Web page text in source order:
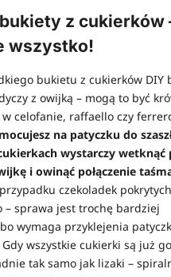
z cukierków
wszystko!
bukietu z cukierków DIY
z owijką – mogą to być
celofanie, raffaello czy
na patyczku do
wystarczy wetknąć
i owinąć połączenie
czekoladek
– sprawa jest trochę bardziej
wymaga przyklejenia
wszystkie cukierki są już
tak samo jak lizaki –